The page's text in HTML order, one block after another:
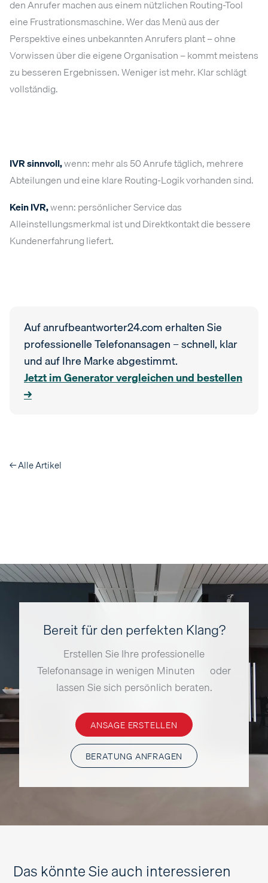
den Anrufer machen aus einem nützlichen Routing-Tool
eine Frustrationsmaschine. Wer das Menü aus der
Perspektive eines unbekannten Anrufers plant – ohne
Vorwissen über die eigene Organisation – kommt meistens
zu besseren Ergebnissen. Weniger ist mehr. Klar schlägt
vollständig.
IVR sinnvoll,wenn: mehr als 50 Anrufe täglich, mehrere
Abteilungen und eine klare Routing-Logik vorhanden sind.
Kein IVR,wenn: persönlicher Service das
Alleinstellungsmerkmal ist und Direktkontakt die bessere
Kundenerfahrung liefert.
Auf anrufbeantworter24.com erhalten Sie
professionelle Telefonansagen – schnell, klar
und auf Ihre Marke abgestimmt.
Jetzt im Generator vergleichen und bestellen
→
← Alle Artikel
Bereit für den perfekten Klang?
Erstellen Sie Ihre professionelle
Telefonansage in wenigen Minuten — oder
lassen Sie sich persönlich beraten.
ANSAGE ERSTELLEN
BERATUNG ANFRAGEN
Das könnte Sie auch interessieren